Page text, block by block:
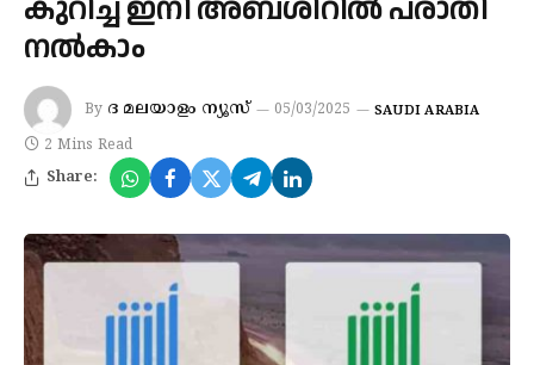
കുറിച്ച് ഇനി അബ്ശിറില്‍ പരാതി
നല്‍കാം
By ദ മലയാളം ന്യൂസ് 05/03/2025 SAUDI ARABIA
2 Mins Read
Share: